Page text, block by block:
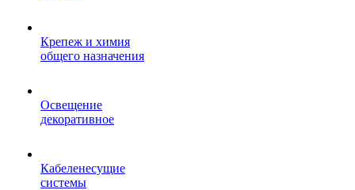
Крепеж и химия
общего назначения
Освещение
декоративное
Кабеленесущие
системы